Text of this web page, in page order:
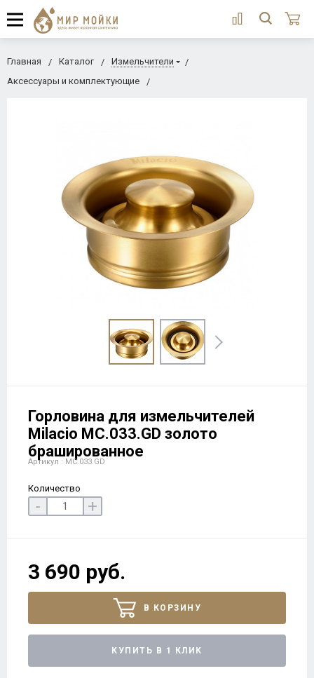
Главная Каталог
Измельчители
Аксессуары и комплектующие
Горловина для измельчителей
Milacio MC.033.GD золото
брашированное
Артикул : MC.033.GD
Количество
- +
3 690 руб.
В КОРЗИНУ
КУПИТЬ В 1 КЛИК